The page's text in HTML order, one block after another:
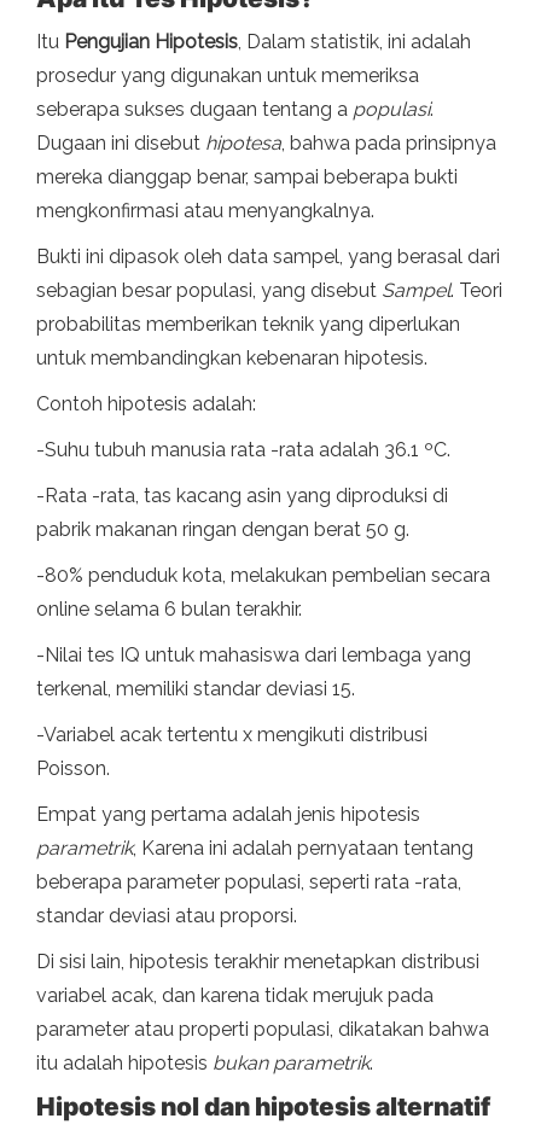
Itu Pengujian Hipotesis, Dalam statistik, ini adalah
prosedur yang digunakan untuk memeriksa
seberapa sukses dugaan tentang a populasi.
Dugaan ini disebut hipotesa, bahwa pada prinsipnya
mereka dianggap benar, sampai beberapa bukti
mengkonfirmasi atau menyangkalnya.
Bukti ini dipasok oleh data sampel, yang berasal dari
sebagian besar populasi, yang disebut Sampel. Teori
probabilitas memberikan teknik yang diperlukan
untuk membandingkan kebenaran hipotesis.
Contoh hipotesis adalah:
-Suhu tubuh manusia rata -rata adalah 36.1 ºC.
-Rata -rata, tas kacang asin yang diproduksi di
pabrik makanan ringan dengan berat 50 g.
-80% penduduk kota, melakukan pembelian secara
online selama 6 bulan terakhir.
-Nilai tes IQ untuk mahasiswa dari lembaga yang
terkenal, memiliki standar deviasi 15.
-Variabel acak tertentu x mengikuti distribusi
Poisson.
Empat yang pertama adalah jenis hipotesis
parametrik, Karena ini adalah pernyataan tentang
beberapa parameter populasi, seperti rata -rata,
standar deviasi atau proporsi.
Di sisi lain, hipotesis terakhir menetapkan distribusi
variabel acak, dan karena tidak merujuk pada
parameter atau properti populasi, dikatakan bahwa
itu adalah hipotesis bukan parametrik.
Hipotesis nol dan hipotesis alternatif